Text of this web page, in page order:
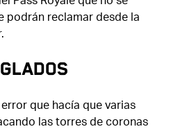
podrán reclamar desde la
que hacía que varias
las torres de coronas